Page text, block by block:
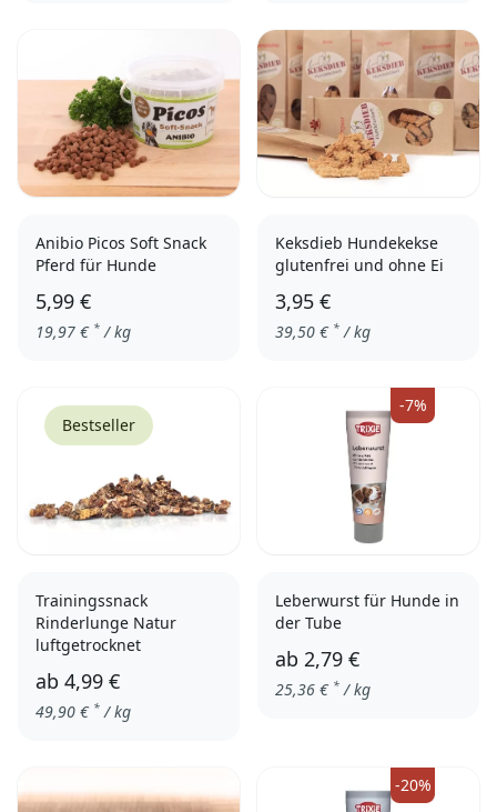
Anibio Picos Soft Snack
Pferd für Hunde
5,99 €
19,97 € * / kg
Keksdieb Hundekekse
glutenfrei und ohne Ei
3,95 €
39,50 € * / kg
Bestseller
Trainingssnack
Rinderlunge Natur
luftgetrocknet
ab 4,99 €
49,90 € * / kg
-7%
Leberwurst für Hunde in
der Tube
ab 2,79 €
25,36 € * / kg
-20%